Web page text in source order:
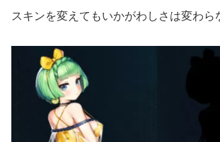
スキンを変えてもいかがわしさは変わら